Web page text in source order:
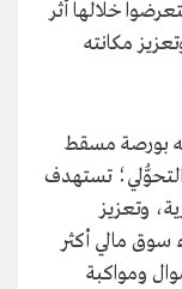
خلالها أثر
مكانته
بورصة مسقط
تستهدف
وتعزيز
سوق مالي أكثر
ومواكبة